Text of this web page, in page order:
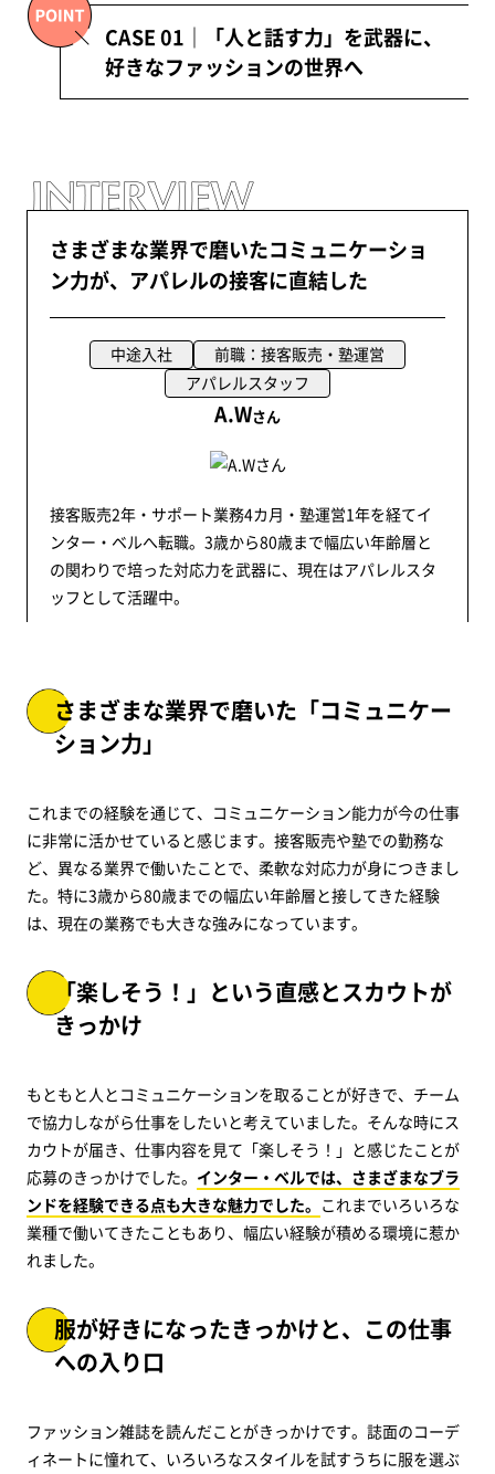
CASE 01｜「人と話す力」を武器に、
好きなファッションの世界へ
さまざまな業界で磨いたコミュニケーショ
ン力が、アパレルの接客に直結した
中途入社
前職：接客販売・塾運営
アパレルスタッフ
A.Wさん
接客販売2年・サポート業務4カ月・塾運営1年を経てイ
ンター・ベルへ転職。3歳から80歳まで幅広い年齢層と
の関わりで培った対応力を武器に、現在はアパレルスタ
ッフとして活躍中。
さまざまな業界で磨いた「コミュニケー
ション力」
これまでの経験を通じて、コミュニケーション能力が今の仕事
に非常に活かせていると感じます。接客販売や塾での勤務な
ど、異なる業界で働いたことで、柔軟な対応力が身につきまし
た。特に3歳から80歳までの幅広い年齢層と接してきた経験
は、現在の業務でも大きな強みになっています。
「楽しそう！」という直感とスカウトが
きっかけ
もともと人とコミュニケーションを取ることが好きで、チーム
で協力しながら仕事をしたいと考えていました。そんな時にス
カウトが届き、仕事内容を見て「楽しそう！」と感じたことが
応募のきっかけでした。 インター・ベルでは、さまざまなブラ
ンドを経験できる点も大きな魅力でした。 これまでいろいろな
業種で働いてきたこともあり、幅広い経験が積める環境に惹か
れました。
服が好きになったきっかけと、この仕事
への入り口
ファッション雑誌を読んだことがきっかけです。誌面のコーデ
ィネートに憧れて、いろいろなスタイルを試すうちに服を選ぶ